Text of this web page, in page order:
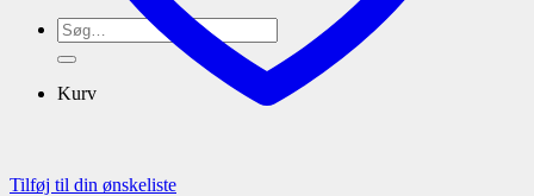
Søg
efter:
Kurv
Tilføj til din ønskeliste